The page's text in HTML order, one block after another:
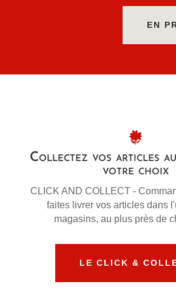
EN
Collectez vos articles au
votre choix
CLICK AND COLLECT -
faites livrer vos articles dans
magasins, au plus près de
LE CLICK &